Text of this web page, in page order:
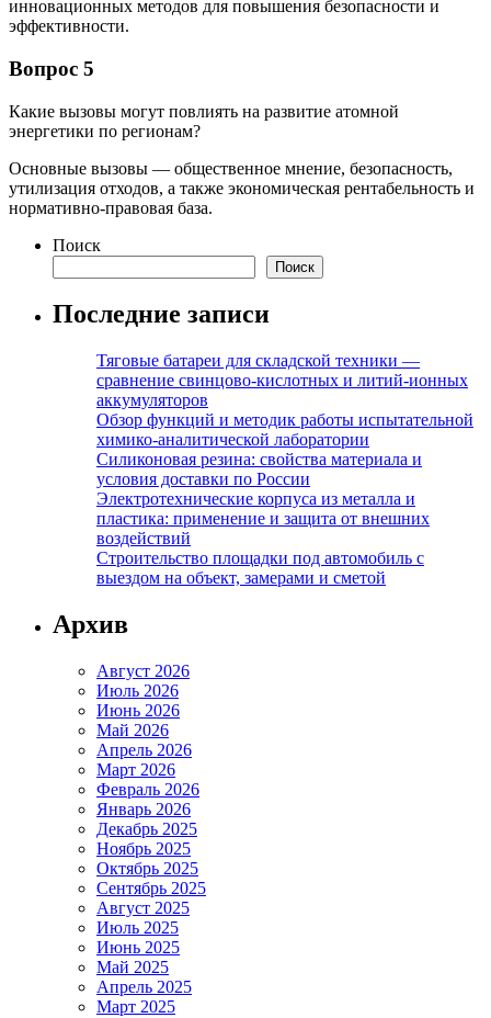
инновационных методов для повышения безопасности и
эффективности.
Вопрос 5
Какие вызовы могут повлиять на развитие атомной
энергетики по регионам?
Основные вызовы — общественное мнение, безопасность,
утилизация отходов, а также экономическая рентабельность и
нормативно-правовая база.
Поиск
Поиск
Последние записи
Тяговые батареи для складской техники —
сравнение свинцово-кислотных и литий-ионных
аккумуляторов
Обзор функций и методик работы испытательной
химико-аналитической лаборатории
Силиконовая резина: свойства материала и
условия доставки по России
Электротехнические корпуса из металла и
пластика: применение и защита от внешних
воздействий
Строительство площадки под автомобиль с
выездом на объект, замерами и сметой
Архив
Август 2026
Июль 2026
Июнь 2026
Май 2026
Апрель 2026
Март 2026
Февраль 2026
Январь 2026
Декабрь 2025
Ноябрь 2025
Октябрь 2025
Сентябрь 2025
Август 2025
Июль 2025
Июнь 2025
Май 2025
Апрель 2025
Март 2025